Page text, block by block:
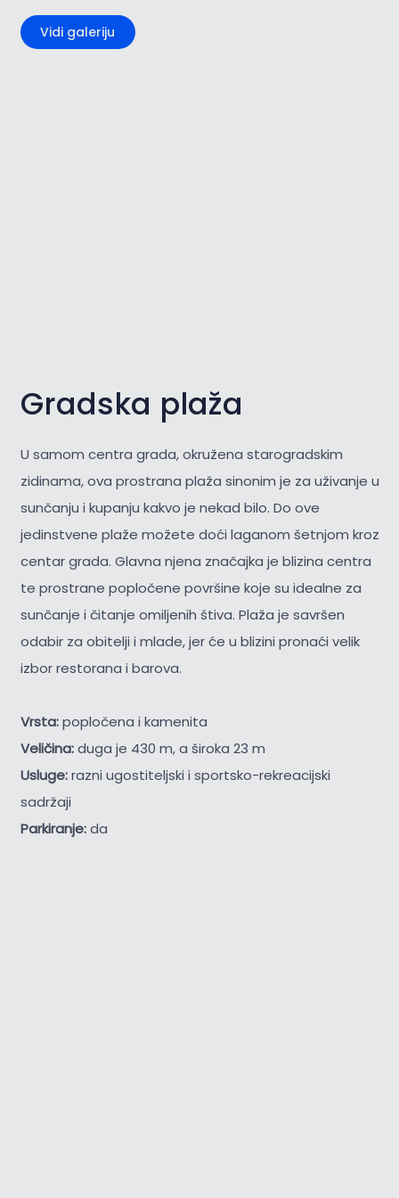
Vidi galeriju
Gradska plaža
U samom centra grada, okružena starogradskim
zidinama, ova prostrana plaža sinonim je za uživanje u
sunčanju i kupanju kakvo je nekad bilo. Do ove
jedinstvene plaže možete doći laganom šetnjom kroz
centar grada. Glavna njena značajka je blizina centra
te prostrane popločene površine koje su idealne za
sunčanje i čitanje omiljenih štiva. Plaža je savršen
odabir za obitelji i mlade, jer će u blizini pronaći velik
izbor restorana i barova.
Vrsta:popločena i kamenita
Veličina:duga je 430 m, a široka 23 m
Usluge:razni ugostiteljski i sportsko-rekreacijski
sadržaji
Parkiranje:da